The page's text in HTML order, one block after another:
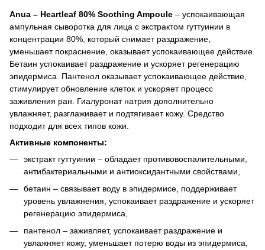
Anua – Heartleaf 80% Soothing Ampoule – успокаивающая
ампульная сыворотка для лица с экстрактом гуттуинии в
концентрации 80%, который снимает раздражение,
уменьшает покраснение, оказывает успокаивающее действие.
Бетаин успокаивает раздражение и ускоряет регенерацию
эпидермиса. Пантенол оказывает успокаивающее действие,
стимулирует обновление клеток и ускоряет процесс
заживления ран. Гиалуронат натрия дополнительно
увлажняет, разглаживает и подтягивает кожу. Средство
подходит для всех типов кожи.
Активные компоненты:
экстракт гуттуинии – обладает противовоспалительными,
антибактериальными и антиоксидантными свойствами,
бетаин – связывает воду в эпидермисе, поддерживает
уровень увлажнения, успокаивает раздражение и ускоряет
регенерацию эпидермиса,
пантенол – заживляет, успокаивает раздражение и
увлажняет кожу, уменьшает потерю воды из эпидермиса,